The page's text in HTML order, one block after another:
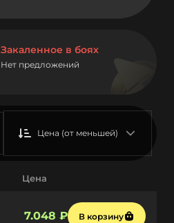
Закаленное в боях
Нет предложений
Цена (от меньшей)
Цена
7.048 ₽ В корзину